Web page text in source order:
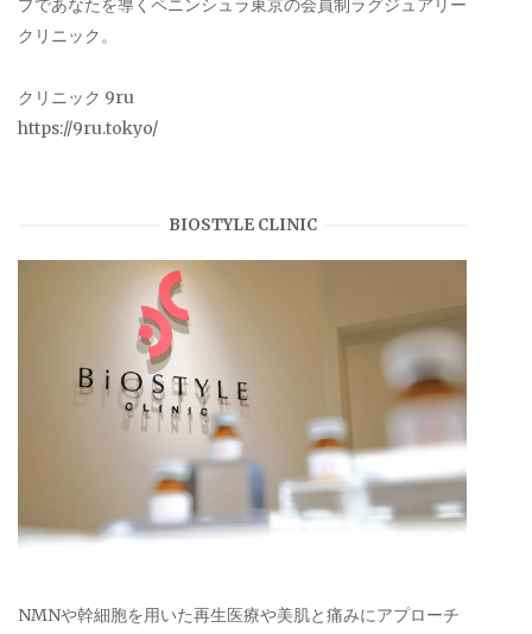
プであなたを導くペニンシュラ東京の会員制ラグジュアリー
クリニック。
クリニック 9ru
https://9ru.tokyo/
BIOSTYLE CLINIC
NMNや幹細胞を用いた再生医療や美肌と痛みにアプローチ